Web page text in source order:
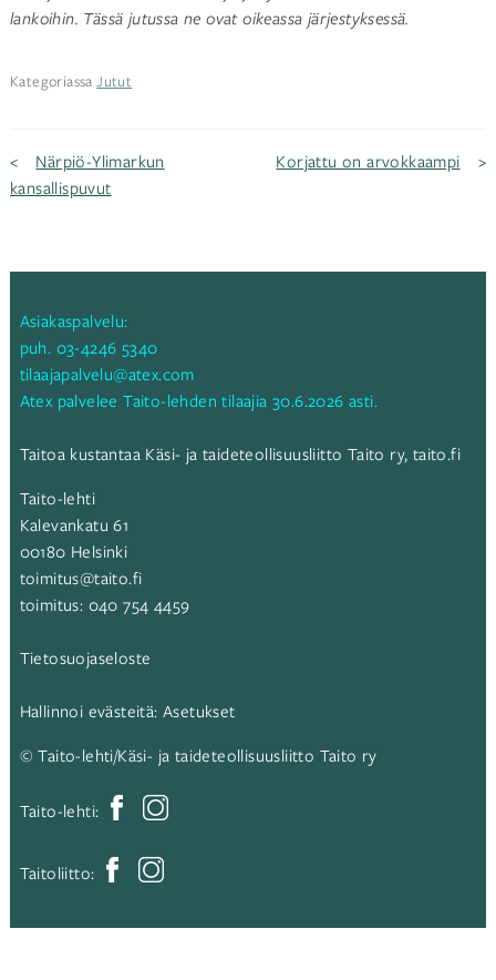
lankoihin. Tässä jutussa ne ovat oikeassa järjestyksessä.
KategoriassaJutut
Artikkelien
Närpiö-Ylimarkun
kansallispuvut
Korjattu on arvokkaampi
Asiakaspalvelu:
puh. 03-4246 5340
tilaajapalvelu@atex.com
Atex palvelee Taito-lehden tilaajia 30.6.2026 asti.
Taitoa kustantaa Käsi- ja taideteollisuusliitto Taito ry, taito.fi
Taito-lehti
Kalevankatu 61
00180 Helsinki
toimitus@taito.fi
toimitus: 040 754 4459
Tietosuojaseloste
Hallinnoi evästeitä: Asetukset
© Taito-lehti/Käsi- ja taideteollisuusliitto Taito ry
Taito-lehti:
Taitoliitto: